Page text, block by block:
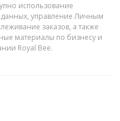
использование
управление Личным
заказов, а также
материалы по бизнесу и
Royal Bee.